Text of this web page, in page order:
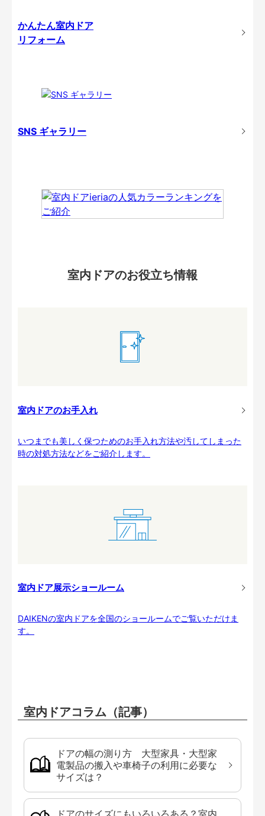
かんたん室内ドア
リフォーム
SNS ギャラリー
室内ドアのお役立ち情報
室内ドアのお手入れ
いつまでも美しく保つためのお手入れ方法や汚してしまった
時の対処方法などをご紹介します。
室内ドア展示ショールーム
DAIKENの室内ドアを全国のショールームでご覧いただけま
す。
室内ドアコラム（記事）
ドアの幅の測り方 大型家具・大型家
電製品の搬入や車椅子の利用に必要な
サイズは？